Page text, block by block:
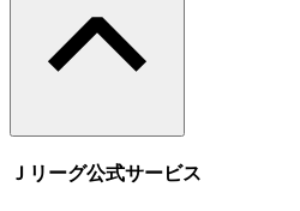
Ｊリーグ公式サービス